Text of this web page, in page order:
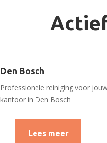
Den Bosch
Professionele reiniging voor jouw
kantoor in Den Bosch.
Lees meer